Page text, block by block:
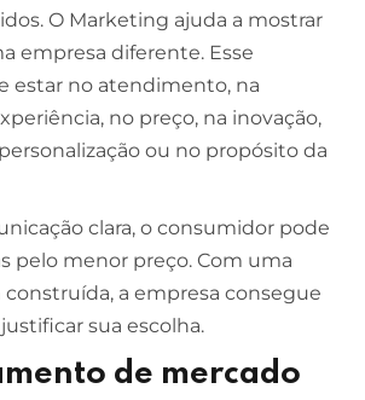
O Marketing ajuda a mostrar
empresa diferente. Esse
estar no atendimento, na
no preço, na inovação,
ou no propósito da
clara, o consumidor pode
pelo menor preço. Com uma
a empresa consegue
sua escolha.
de mercado